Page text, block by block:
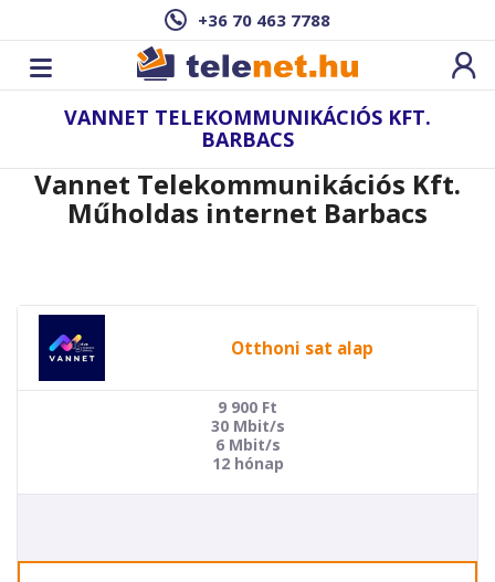
+36 70 463 7788
VANNET TELEKOMMUNIKÁCIÓS KFT.
BARBACS
Vannet Telekommunikációs Kft.
Műholdas internet Barbacs
Otthoni sat alap
9 900 Ft
30 Mbit/s
6 Mbit/s
12 hónap